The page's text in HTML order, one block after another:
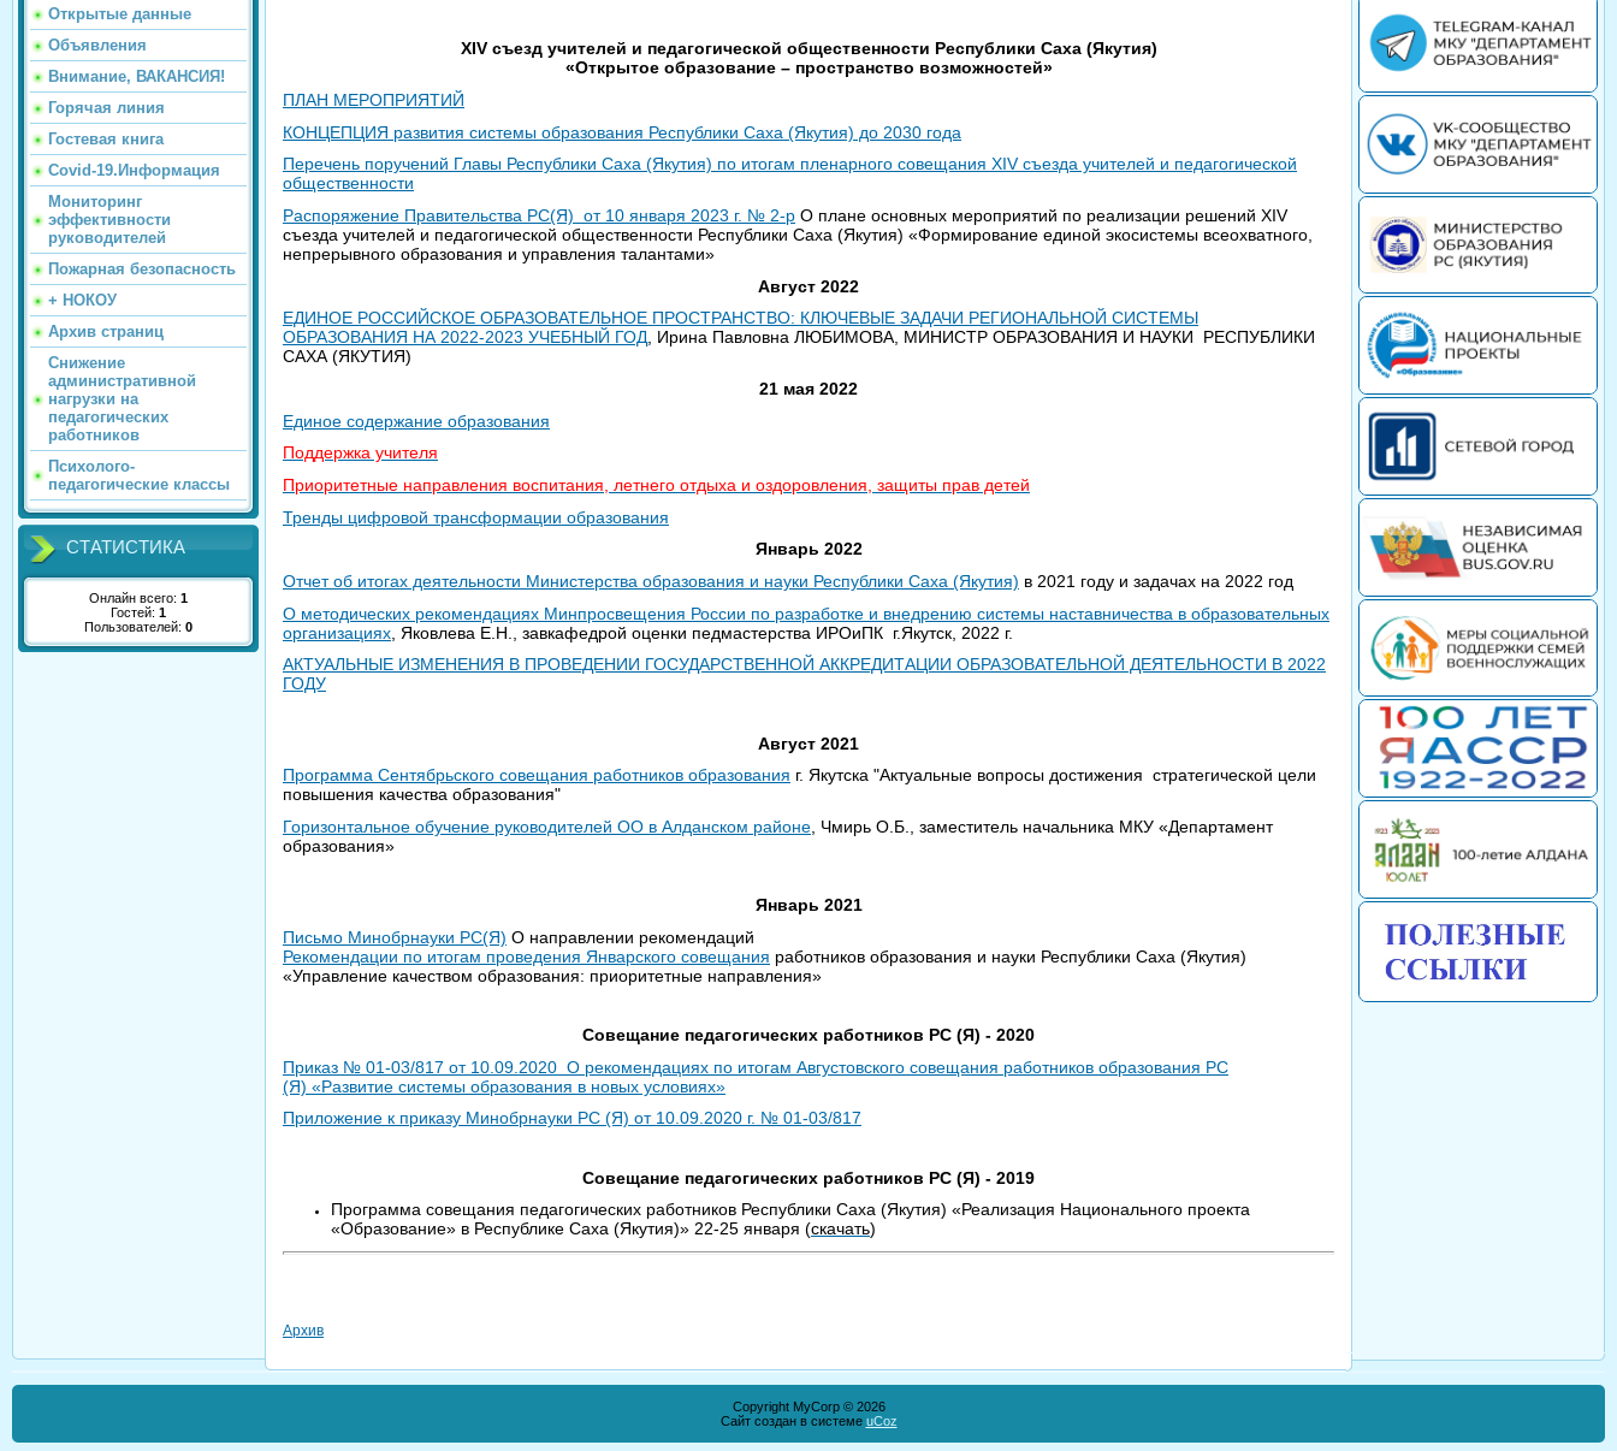
Открытые данные
Объявления
Внимание, ВАКАНСИЯ!
Горячая линия
Гостевая книга
Covid-19.Информация
Мониторинг
эффективности
руководителей
Пожарная безопасность
+ НОКОУ
Архив страниц
Снижение
административной
нагрузки на
педагогических
работников
Психолого-
педагогические классы
СТАТИСТИКА
Онлайн всего: 1
Гостей: 1
Пользователей: 0
XIV съезд учителей и педагогической общественности Республики Саха (Якутия)
«Открытое образование – пространство возможностей»
ПЛАН МЕРОПРИЯТИЙ
КОНЦЕПЦИЯ развития системы образования Республики Саха (Якутия) до 2030 года
Перечень поручений Главы Республики Саха (Якутия) по итогам пленарного совещания XIV съезда учителей и педагогической
общественности
Распоряжение Правительства РС(Я) от 10 января 2023 г. № 2-р О плане основных мероприятий по реализации решений XIV
съезда учителей и педагогической общественности Республики Саха (Якутия) «Формирование единой экосистемы всеохватного,
непрерывного образования и управления талантами»
Август 2022
ЕДИНОЕ РОССИЙСКОЕ ОБРАЗОВАТЕЛЬНОЕ ПРОСТРАНСТВО: КЛЮЧЕВЫЕ ЗАДАЧИ РЕГИОНАЛЬНОЙ СИСТЕМЫ
ОБРАЗОВАНИЯ НА 2022-2023 УЧЕБНЫЙ ГОД, Ирина Павловна ЛЮБИМОВА, МИНИСТР ОБРАЗОВАНИЯ И НАУКИ РЕСПУБЛИКИ
САХА (ЯКУТИЯ)
21 мая 2022
Единое содержание образования
Поддержка учителя
Приоритетные направления воспитания, летнего отдыха и оздоровления, защиты прав детей
Тренды цифровой трансформации образования
Январь 2022
Отчет об итогах деятельности Министерства образования и науки Республики Саха (Якутия) в 2021 году и задачах на 2022 год
О методических рекомендациях Минпросвещения России по разработке и внедрению системы наставничества в образовательных
организациях , Яковлева Е.Н., завкафедрой оценки педмастерства ИРОиПК г.Якутск, 2022 г.
АКТУАЛЬНЫЕ ИЗМЕНЕНИЯ В ПРОВЕДЕНИИ ГОСУДАРСТВЕННОЙ АККРЕДИТАЦИИ ОБРАЗОВАТЕЛЬНОЙ ДЕЯТЕЛЬНОСТИ В 2022
ГОДУ
Август 2021
Программа Сентябрьского совещания работников образования г. Якутска "Актуальные вопросы достижения стратегической цели
повышения качества образования"
Горизонтальное обучение руководителей ОО в Алданском районе , Чмирь О.Б., заместитель начальника МКУ «Департамент
образования»
Январь 2021
Письмо Минобрнауки РС(Я) О направлении рекомендаций
Рекомендации по итогам проведения Январского совещания работников образования и науки Республики Саха (Якутия)
«Управление качеством образования: приоритетные направления»
Совещание педагогических работников РС (Я) - 2020
Приказ № 01-03/817 от 10.09.2020 О рекомендациях по итогам Августовского совещания работников образования РС
(Я) «Развитие системы образования в новых условиях»
Приложение к приказу Минобрнауки РС (Я) от 10.09.2020 г. № 01-03/817
Совещание педагогических работников РС (Я) - 2019
Программа совещания педагогических работников Республики Саха (Якутия) «Реализация Национального проекта
«Образование» в Республике Саха (Якутия)» 22-25 января (скачать)
Архив
Copyright MyCorp © 2026
Сайт создан в системе uCoz